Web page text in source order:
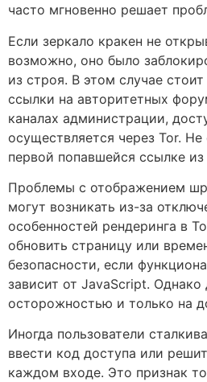
часто мгновенно решает
Если зеркало кракен не
возможно, оно было
из строя. В этом случае
ссылки на авторитетных
каналах администрации,
осуществляется через Tor. Не
первой попавшейся ссылке
Проблемы с отображением
могут возникать из-за
особенностей рендеринга в
обновить страницу или
безопасности, если
зависит от JavaScript. Однако
осторожностью и только на
Иногда пользователи
ввести код доступа или
каждом входе. Это признак